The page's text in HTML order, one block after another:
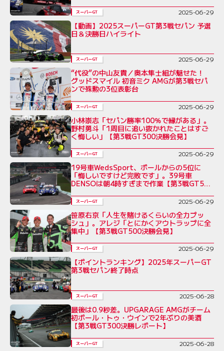
スーパーGT 2025-06-29
【動画】2025スーパーGT第3戦セパン 予選
日＆決勝日ハイライト
スーパーGT 2025-06-29
“代役”の中山友貴／奥本隼士組が魅せた！
グッドスマイル 初音ミク AMGが第3戦セパ
ンで殊勲の3位表彰台
スーパーGT 2025-06-29
小林崇志「セパン勝率100％で縁がある」。
野村勇斗「1周目に追い抜かれたことはすご
く悔しい」【第3戦GT300決勝会見】
スーパーGT 2025-06-29
19号車WedsSport、ポールからの5位に
「悔しいですけど完敗です」。39号車
DENSOは朝4時すぎまで作業【第3戦GT500
スーパーGT 2025-06-29
笹原右京「人生を賭けるくらいの全力プッ
シュ」。アレジ「とにかくアウトラップに全
集中」【第3戦GT500決勝会見】
スーパーGT 2025-06-29
【ポイントランキング】2025年スーパーGT
第3戦セパン終了時点
スーパーGT 2025-06-28
最後は0.9秒差。UPGARAGE AMGがチーム
初ポール・トゥ・ウインで2年ぶりの美酒
【第3戦GT300決勝レポート】
スーパーGT 2025-06-28